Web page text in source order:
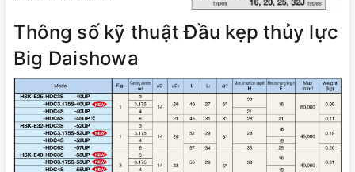
Thông số kỹ thuật Đầu kẹp thủy lực
Big Daishowa